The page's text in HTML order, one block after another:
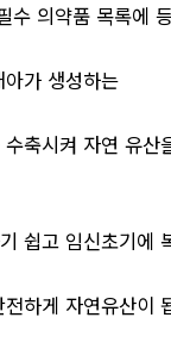
수 의약품 목록에
가 생성하는
축시켜 자연 유산
쉽고 임신초기에
하게 자연유산이